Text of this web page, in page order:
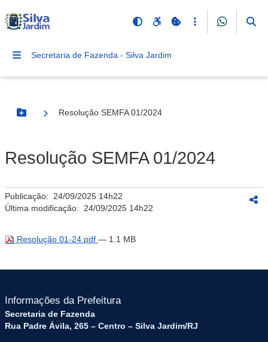
Secretaria de Fazenda - Silva Jardim
Botão Menu
Resolução SEMFA 01/2024
Resolução SEMFA 01/2024
Publicação: 24/09/2025 14h22
Última modificação: 24/09/2025 14h22
Resolução 01-24.pdf — 1.1 MB
Informações da Prefeitura
Secretaria de Fazenda
Rua Padre Ávila, 265 – Centro – Silva Jardim/RJ